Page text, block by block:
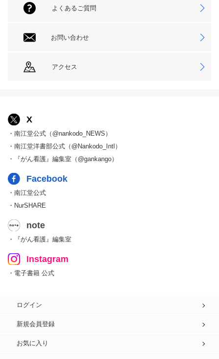
よくあるご質問
お問い合わせ
アクセス
X
・南江堂公式（@nankodo_NEWS）
・南江堂洋書部公式（@Nankodo_Intl）
・『がん看護』編集室（@gankango）
Facebook
・南江堂公式
・NurSHARE
note
・『がん看護』編集室
Instagram
・電子書籍 公式
ログイン
新規会員登録
お気に入り